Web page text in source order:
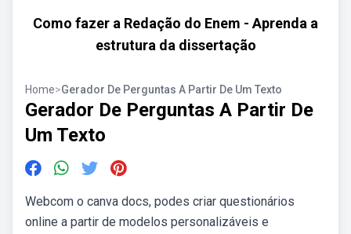
Como fazer a Redação do Enem - Aprenda a
estrutura da dissertação
Home>Gerador De Perguntas A Partir De Um Texto
Gerador De Perguntas A Partir De
Um Texto
Webcom o canva docs, podes criar questionários
online a partir de modelos personalizáveis e